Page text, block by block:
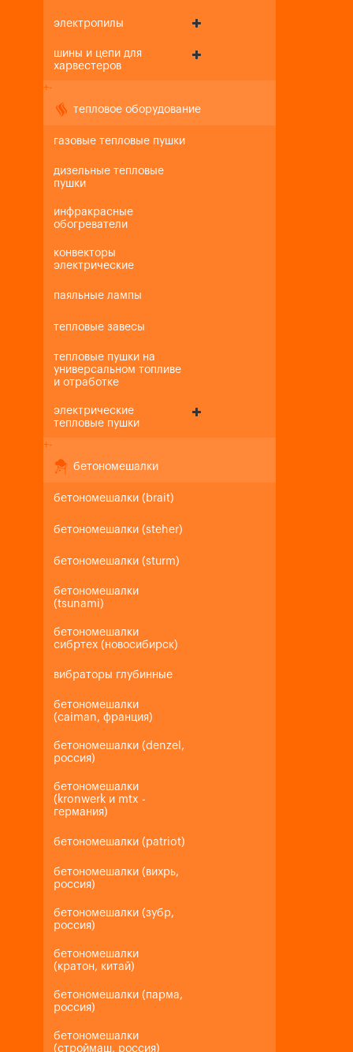
электропилы
шины и цепи для
харвестеров
+-
тепловое оборудование
газовые тепловые пушки
дизельные тепловые
пушки
инфракрасные
обогреватели
конвекторы
электрические
паяльные лампы
тепловые завесы
тепловые пушки на
универсальном топливе
и отработке
электрические
тепловые пушки
+-
бетономешалки
бетономешалки (brait)
бетономешалки (steher)
бетономешалки (sturm)
бетономешалки
(tsunami)
бетономешалки
сибртех (новосибирск)
вибраторы глубинные
бетономешалки
(caiman, франция)
бетономешалки (denzel,
россия)
бетономешалки
(kronwerk и mtx -
германия)
бетономешалки (patriot)
бетономешалки (вихрь,
россия)
бетономешалки (зубр,
россия)
бетономешалки
(кратон, китай)
бетономешалки (парма,
россия)
бетономешалки
(строймаш, россия)